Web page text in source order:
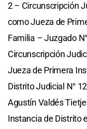
2 – Circunscripción
como Jueza de
Familia – Juzgado
Circunscripción
Jueza de Primera
Distrito Judicial N°
Agustín Valdés
Instancia de Distrito